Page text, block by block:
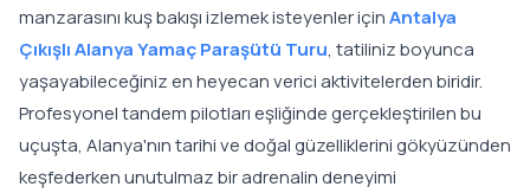
manzarasını kuş bakışı izlemek isteyenler içinAntalya
Çıkışlı Alanya Yamaç Paraşütü Turu, tatiliniz boyunca
yaşayabileceğiniz en heyecan verici aktivitelerden biridir.
Profesyonel tandem pilotları eşliğinde gerçekleştirilen bu
uçuşta, Alanya'nın tarihi ve doğal güzelliklerini gökyüzünden
keşfederken unutulmaz bir adrenalin deneyimi